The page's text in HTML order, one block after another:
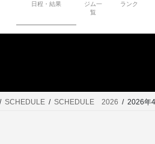
日程・結果
ジム一
覧
ランク
SCHEDULE SCHEDULE 2026 2026年